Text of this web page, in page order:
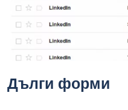
Дълги форми